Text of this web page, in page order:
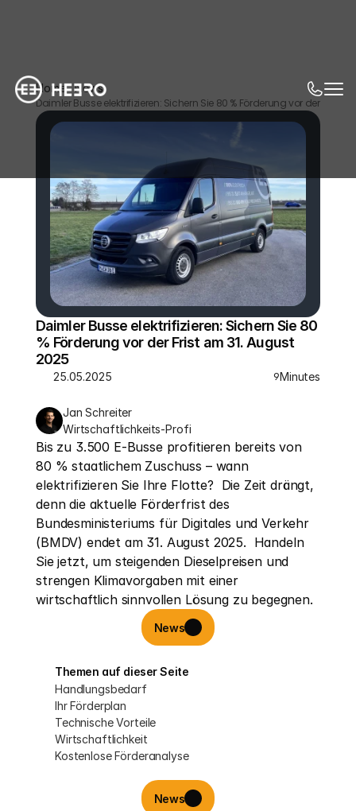
Home News
Daimler Busse elektrifizieren: Sichern Sie 80 % Förderung vor der Frist
Daimler Busse elektrifizieren: Sichern Sie 80
% Förderung vor der Frist am 31. August
2025
25.05.2025 9Minutes
Jan Schreiter
Wirtschaftlichkeits-Profi
Bis zu 3.500 E-Busse profitieren bereits von
80 % staatlichem Zuschuss – wann
elektrifizieren Sie Ihre Flotte?  Die Zeit drängt,
denn die aktuelle Förderfrist des
Bundesministeriums für Digitales und Verkehr
(BMDV) endet am 31. August 2025.  Handeln
Sie jetzt, um steigenden Dieselpreisen und
strengen Klimavorgaben mit einer
wirtschaftlich sinnvollen Lösung zu begegnen.
News
Themen auf dieser Seite
Handlungsbedarf
Ihr Förderplan
Technische Vorteile
Wirtschaftlichkeit
Kostenlose Förderanalyse
News